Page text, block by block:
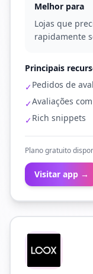
Melhor para
Lojas que
rapidamente
Principais
✓Pedidos de
✓Avaliações
✓Rich snippets
Plano gratuito
Visitar app →